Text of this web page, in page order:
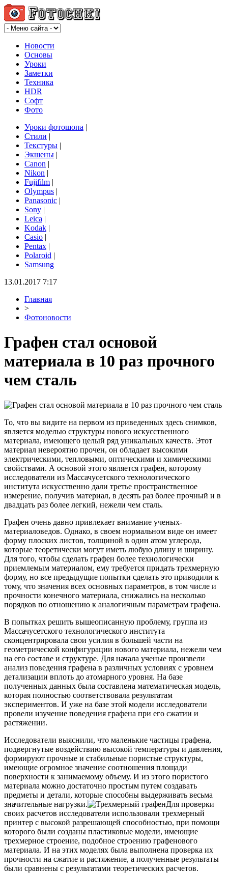
Новости
Основы
Уроки
Заметки
Техника
HDR
Софт
Фото
Уроки фотошопа |
Стили |
Текстуры |
Экшены |
Canon |
Nikon |
Fujifilm |
Olympus |
Panasonic |
Sony |
Leica |
Kodak |
Casio |
Pentax |
Polaroid |
Samsung
13.01.2017 7:17
Главная
>
Фотоновости
Графен стал основой
материала в 10 раз прочного
чем сталь
То, что вы видите на первом из приведенных здесь снимков,
является моделью структуры нового искусственного
материала, имеющего целый ряд уникальных качеств. Этот
материал невероятно прочен, он обладает высокими
электрическими, тепловыми, оптическими и химическими
свойствами. А основой этого является графен, которому
исследователи из Массачусетского технологического
института искусственно дали третье пространственное
измерение, получив материал, в десять раз более прочный и в
двадцать раз более легкий, нежели чем сталь.
Графен очень давно привлекает внимание ученых-
материаловедов. Однако, в своем нормальном виде он имеет
форму плоских листов, толщиной в один атом углерода,
которые теоретически могут иметь любую длину и ширину.
Для того, чтобы сделать графен более технологически
приемлемым материалом, ему требуется придать трехмерную
форму, но все предыдущие попытки сделать это приводили к
тому, что значения всех основных параметров, в том числе и
прочности конечного материала, снижались на несколько
порядков по отношению к аналогичным параметрам графена.
В попытках решить вышеописанную проблему, группа из
Массачусетского технологического института
сконцентрировала свои усилия в большей части на
геометрической конфигурации нового материала, нежели чем
на его составе и структуре. Для начала ученые произвели
анализ поведения графена в различных условиях с уровнем
детализации вплоть до атомарного уровня. На базе
полученных данных была составлена математическая модель,
которая полностью соответствовала результатам
экспериментов. И уже на базе этой модели исследователи
провели изучение поведения графена при его сжатии и
растяжении.
Исследователи выяснили, что маленькие частицы графена,
подвергнутые воздействию высокой температуры и давления,
формируют прочные и стабильные пористые структуры,
имеющие огромное значение соотношения площади
поверхности к занимаемому объему. И из этого пористого
материала можно достаточно простым путем создавать
предметы и детали, которые способны выдерживать весьма
значительные нагрузки.
Для проверки
своих расчетов исследователи использовали трехмерный
принтер с высокой разрешающей способностью, при помощи
которого были созданы пластиковые модели, имеющие
трехмерное строение, подобное строению графенового
материала. И на этих моделях была выполнена проверка их
прочности на сжатие и растяжение, а полученные результаты
были сравнены с результатами теоретических расчетов.